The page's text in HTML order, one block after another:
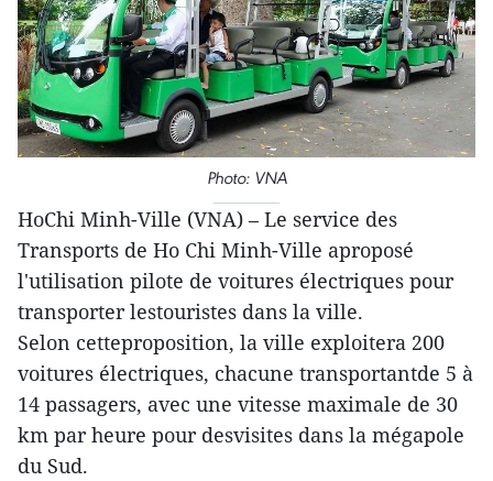
Photo: VNA
HoChi Minh-Ville (VNA) – Le service des
Transports de Ho Chi Minh-Ville aproposé
l'utilisation pilote de voitures électriques pour
transporter lestouristes dans la ville.
Selon cetteproposition, la ville exploitera 200
voitures électriques, chacune transportantde 5 à
14 passagers, avec une vitesse maximale de 30
km par heure pour desvisites dans la mégapole
du Sud.